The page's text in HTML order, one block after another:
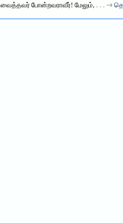
போன்றவராவீர்! மேலும், . . . →